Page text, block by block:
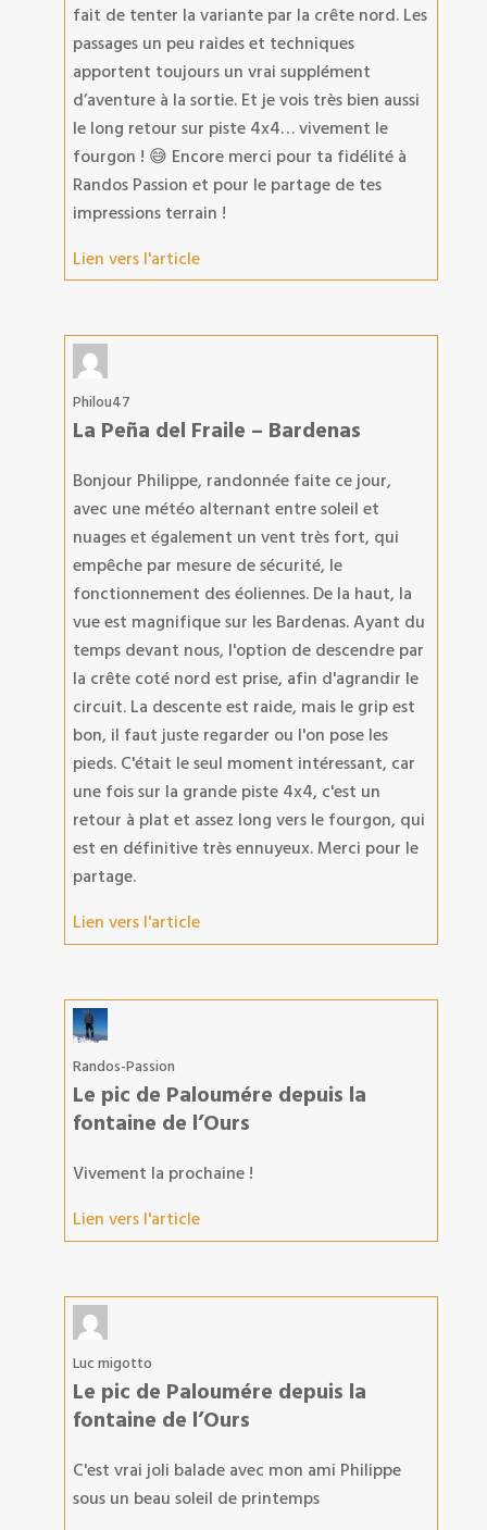
fait de tenter la variante par la crête nord. Les
passages un peu raides et techniques
apportent toujours un vrai supplément
d’aventure à la sortie. Et je vois très bien aussi
le long retour sur piste 4x4… vivement le
fourgon ! 😅 Encore merci pour ta fidélité à
Randos Passion et pour le partage de tes
impressions terrain !
Lien vers l'article
Philou47
La Peña del Fraile – Bardenas
Bonjour Philippe, randonnée faite ce jour,
avec une météo alternant entre soleil et
nuages et également un vent très fort, qui
empêche par mesure de sécurité, le
fonctionnement des éoliennes. De la haut, la
vue est magnifique sur les Bardenas. Ayant du
temps devant nous, l'option de descendre par
la crête coté nord est prise, afin d'agrandir le
circuit. La descente est raide, mais le grip est
bon, il faut juste regarder ou l'on pose les
pieds. C'était le seul moment intéressant, car
une fois sur la grande piste 4x4, c'est un
retour à plat et assez long vers le fourgon, qui
est en définitive très ennuyeux. Merci pour le
partage.
Lien vers l'article
Randos-Passion
Le pic de Paloumére depuis la
fontaine de l’Ours
Vivement la prochaine !
Lien vers l'article
Luc migotto
Le pic de Paloumére depuis la
fontaine de l’Ours
C'est vrai joli balade avec mon ami Philippe
sous un beau soleil de printemps